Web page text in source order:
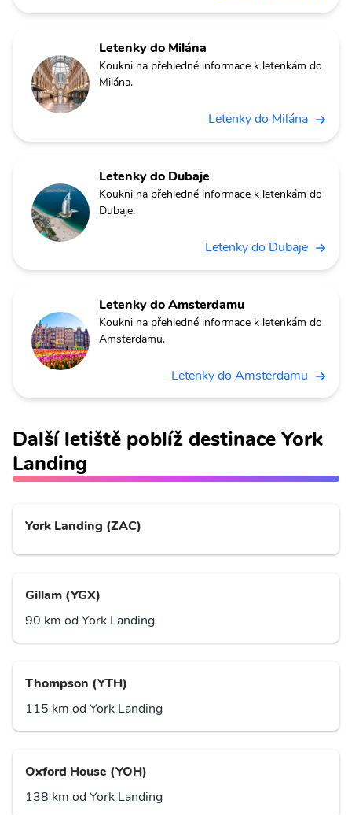
Letenky do Milána
Koukni na přehledné informace k letenkám do
Milána.
Letenky do Milána
Letenky do Dubaje
Koukni na přehledné informace k letenkám do
Dubaje.
Letenky do Dubaje
Letenky do Amsterdamu
Koukni na přehledné informace k letenkám do
Amsterdamu.
Letenky do Amsterdamu
Další letiště poblíž destinace York
Landing
York Landing (ZAC)
Gillam (YGX)
90 km od York Landing
Thompson (YTH)
115 km od York Landing
Oxford House (YOH)
138 km od York Landing